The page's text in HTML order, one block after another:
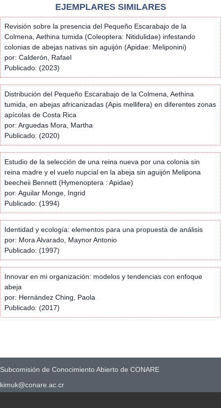
EJEMPLARES SIMILARES
Revisión sobre la presencia del Pequeño Escarabajo de la
Colmena, Aethina tumida (Coleoptera: Nitidulidae) infestando
colonias de abejas nativas sin aguijón (Apidae: Meliponini)
por: Calderón, Rafael
Publicado: (2023)
Distribución del Pequeño Escarabajo de la Colmena, Aethina
tumida, en abejas africanizadas (Apis mellifera) en diferentes zonas
apícolas de Costa Rica
por: Arguedas Mora, Martha
Publicado: (2020)
Estudio de la selección de una reina nueva por una colonia sin
reina madre y el vuelo nupcial en la abeja sin aguijón Melipona
beecheii Bennett (Hymenoptera : Apidae)
por: Aguilar Monge, Ingrid
Publicado: (1994)
Identidad y ecología: elementos para una propuesta de análisis
por: Mora Alvarado, Maynor Antonio
Publicado: (1997)
Innovar en mi organización: modelos y tendencias con enfoque
abeja
por: Hernández Ching, Paola
Publicado: (2017)
Subcomisión de Conocimiento Abierto de CONARE
kimuk@conare.ac.cr